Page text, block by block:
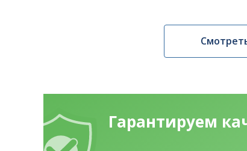
Гарантируем